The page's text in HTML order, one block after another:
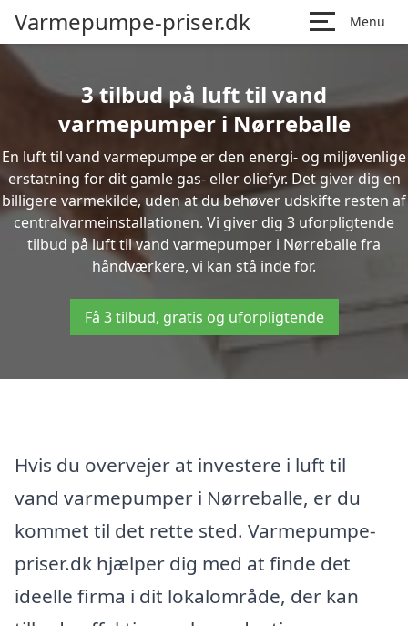
Varmepumpe-priser.dk Menu
3 tilbud på luft til vand
varmepumper i Nørreballe
En luft til vand varmepumpe er den energi- og miljøvenlige
erstatning for dit gamle gas- eller oliefyr. Det giver dig en
billigere varmekilde, uden at du behøver udskifte resten af
centralvarmeinstallationen. Vi giver dig 3 uforpligtende
tilbud på luft til vand varmepumper i Nørreballe fra
håndværkere, vi kan stå inde for.
Få 3 tilbud, gratis og uforpligtende
Hvis du overvejer at investere i luft til
vand varmepumper i Nørreballe, er du
kommet til det rette sted. Varmepumpe-
priser.dk hjælper dig med at finde det
ideelle firma i dit lokalområde, der kan